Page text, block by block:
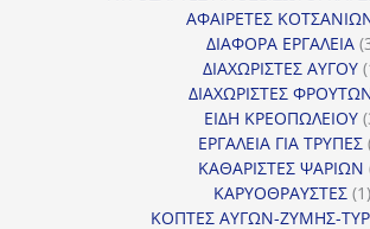
ΑΦΑΙΡΕΤΕΣ
ΔΙΑΦΟΡΑ ΕΡΓΑΛΕΙΑ
ΔΙΑΧΩΡΙΣΤΕΣ ΑΥΓΟΥ
ΔΙΑΧΩΡΙΣΤΕΣ
ΕΙΔΗ ΚΡΕΟΠΩΛΕΙΟΥ
ΕΡΓΑΛΕΙΑ ΓΙΑ ΤΡΥΠΕΣ
ΚΑΘΑΡΙΣΤΕΣ ΨΑΡΙΩΝ
ΚΑΡΥΟΘΡΑΥΣΤΕΣ 11
ΚΟΠΤΕΣ ΑΥΓΩΝ-ΖΥΜΗΣ-